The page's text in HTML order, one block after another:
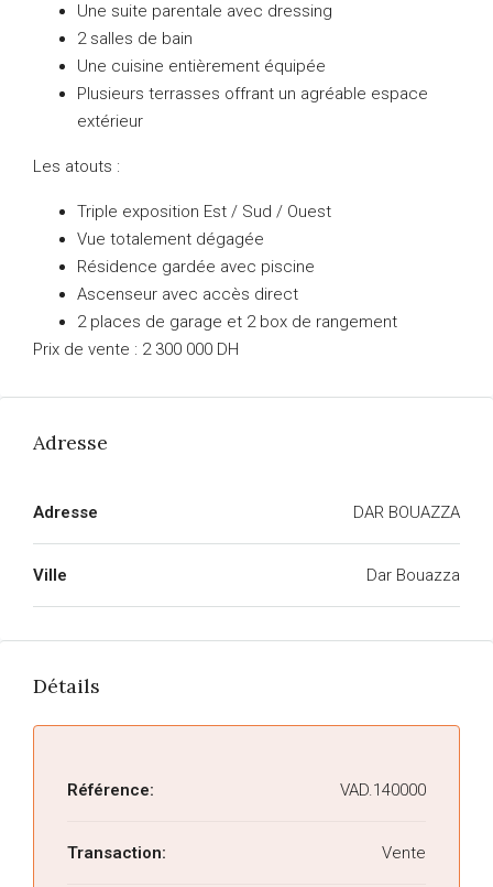
Une suite parentale avec dressing
2 salles de bain
Une cuisine entièrement équipée
Plusieurs terrasses offrant un agréable espace
extérieur
Les atouts :
Triple exposition Est / Sud / Ouest
Vue totalement dégagée
Résidence gardée avec piscine
Ascenseur avec accès direct
2 places de garage et 2 box de rangement
Prix de vente : 2 300 000 DH
Adresse
Adresse DAR BOUAZZA
Ville Dar Bouazza
Détails
Référence: VAD.140000
Transaction: Vente